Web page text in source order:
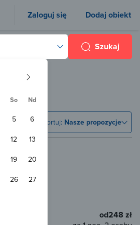
Zaloguj się Dodaj obiekt
So Nd
5
6
12
13
19
20
26
27
Szukaj
Sortuj: Nasze propozycje
od248 zł